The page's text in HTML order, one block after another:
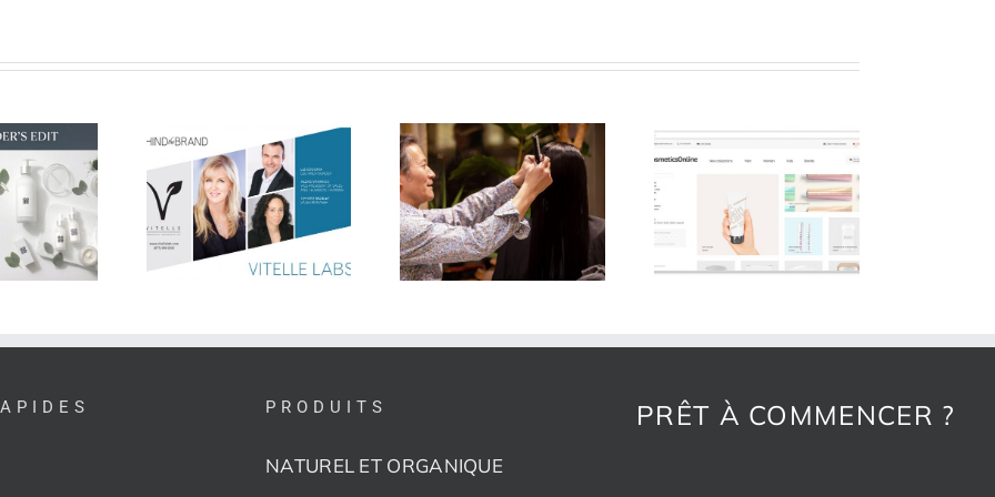
DERRIÈRE LA
MARQUE
APERÇU DES
SHAMPOOINGS
SANS SULFATES
UNE STRATÉGIE
SIMPLE POUR
MINIMISER LES
RENDEMENTS
PRODUITS
NATUREL ET ORGANIQUE
PRÊT À COMMENCER ?